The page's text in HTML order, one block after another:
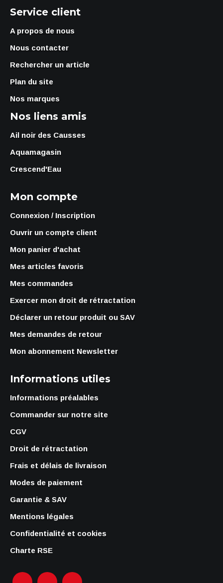
Service client
A propos de nous
Nous contacter
Rechercher un article
Plan du site
Nos marques
Nos liens amis
Ail noir des Causses
Aquamagasin
Crescend'Eau
Mon compte
Connexion / Inscription
Ouvrir un compte client
Mon panier d'achat
Mes articles favoris
Mes commandes
Exercer mon droit de rétractation
Déclarer un retour produit ou SAV
Mes demandes de retour
Mon abonnement Newsletter
Informations utiles
Informations préalables
Commander sur notre site
CGV
Droit de rétractation
Frais et délais de livraison
Modes de paiement
Garantie & SAV
Mentions légales
Confidentialité et cookies
Charte RSE